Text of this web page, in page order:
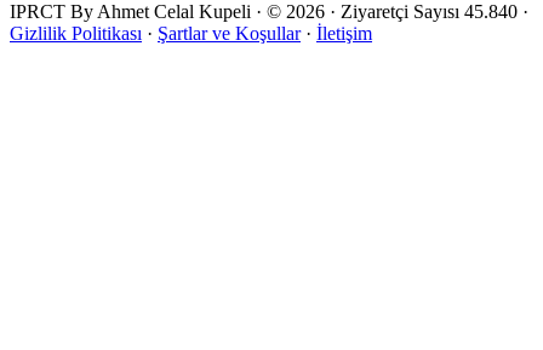
IPRCT By Ahmet Celal Kupeli · © 2026 · Ziyaretçi Sayısı 45.840 ·
Gizlilik Politikası · Şartlar ve Koşullar · İletişim